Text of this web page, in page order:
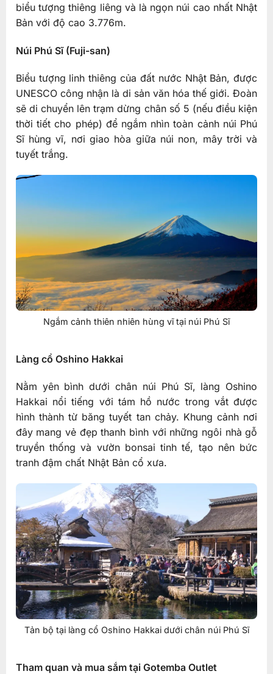
biểu tượng thiêng liêng và là ngọn núi cao nhất Nhật
Bản với độ cao 3.776m.
Núi Phú Sĩ (Fuji-san)
Biểu tượng linh thiêng của đất nước Nhật Bản, được
UNESCO công nhận là di sản văn hóa thế giới. Đoàn
sẽ di chuyển lên trạm dừng chân số 5 (nếu điều kiện
thời tiết cho phép) để ngắm nhìn toàn cảnh núi Phú
Sĩ hùng vĩ, nơi giao hòa giữa núi non, mây trời và
tuyết trắng.
Ngắm cảnh thiên nhiên hùng vĩ tại núi Phú Sĩ
Làng cổ Oshino Hakkai
Nằm yên bình dưới chân núi Phú Sĩ, làng Oshino
Hakkai nổi tiếng với tám hồ nước trong vắt được
hình thành từ băng tuyết tan chảy. Khung cảnh nơi
đây mang vẻ đẹp thanh bình với những ngôi nhà gỗ
truyền thống và vườn bonsai tinh tế, tạo nên bức
tranh đậm chất Nhật Bản cổ xưa.
Tản bộ tại làng cổ Oshino Hakkai dưới chân núi Phú Sĩ
Tham quan và mua sắm tại Gotemba Outlet